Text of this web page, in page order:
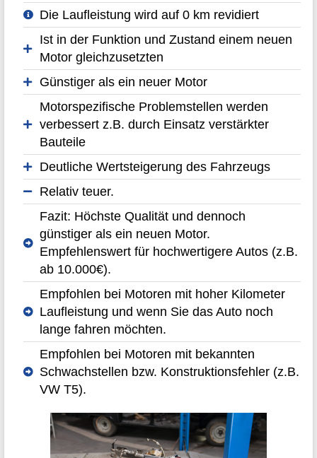
Die Laufleistung wird auf 0 km revidiert
Ist in der Funktion und Zustand einem neuen
Motor gleichzusetzten
Günstiger als ein neuer Motor
Motorspezifische Problemstellen werden
verbessert z.B. durch Einsatz verstärkter
Bauteile
Deutliche Wertsteigerung des Fahrzeugs
Relativ teuer.
Fazit: Höchste Qualität und dennoch
günstiger als ein neuen Motor.
Empfehlenswert für hochwertigere Autos (z.B.
ab 10.000€).
Empfohlen bei Motoren mit hoher Kilometer
Laufleistung und wenn Sie das Auto noch
lange fahren möchten.
Empfohlen bei Motoren mit bekannten
Schwachstellen bzw. Konstruktionsfehler (z.B.
VW T5).